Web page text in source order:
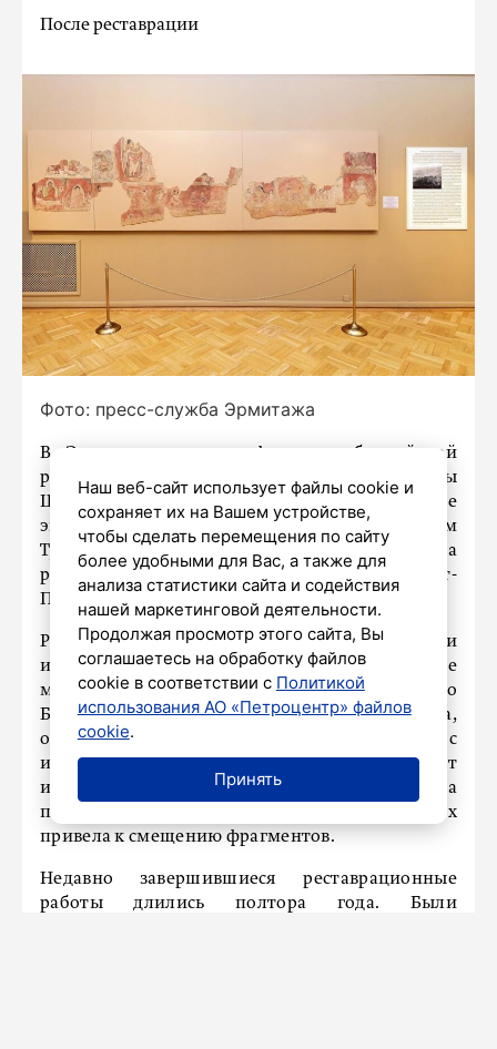
После реставрации
Фото: пресс-служба Эрмитажа
В Эрмитаж вернулся фрагмент буддийской
росписи XI-XII веков «Жизнеописание Будды
Шакьямуни», который нашли в 1910 году в ходе
экспедиции Сергея Ольденбурга в Восточном
Туркестане. Экспонат находился на
реставрации. Об этом сообщает газета «Санкт-
Петербургские ведомости».
Роспись в тибетском стиле с четкими линиями
и яркими красками изображает ключевые
моменты жизни принца Гаутамы, ставшего
Буддой Шакьямуни: его уход из дома,
отречение от мирских удовольствий, борьбу с
искушениями и проповеди. Этот предмет
искусства пострадал в блокаду Ленинграда из-за
плохих условий хранения, а реставрация 1970-х
привела к смещению фрагментов.
Недавно завершившиеся реставрационные
работы длились полтора года. Были
Наш веб-сайт использует файлы cookie и
сохраняет их на Вашем устройстве,
чтобы сделать перемещения по сайту
более удобными для Вас, а также для
анализа статистики сайта и содействия
нашей маркетинговой деятельности.
Продолжая просмотр этого сайта, Вы
соглашаетесь на обработку файлов
cookie в соответствии с Политикой
использования АО «Петроцентр» файлов
cookie.
Принять